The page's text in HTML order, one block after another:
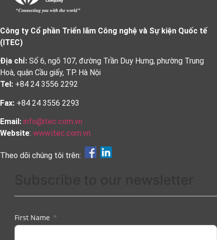
Công ty Cổ phần Triển lãm Công nghệ và Sự kiện Quốc tế
(ITEC)
Địa chỉ: Số 6, ngõ 107, đường Trần Duy Hưng, phường Trung
Hoà, quận Cầu giấy, TP. Hà Nội
Tel: +84 24 3556 2292
Fax: +84 24 3556 2293
Email: info@itec.com.vn
Website: www.itec.com.vn
Theo dõi chúng tôi trên:
First Name